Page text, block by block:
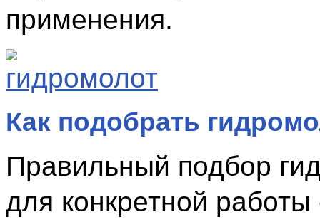
применения.
Как подобрать
Правильный подбор
для конкретной работы